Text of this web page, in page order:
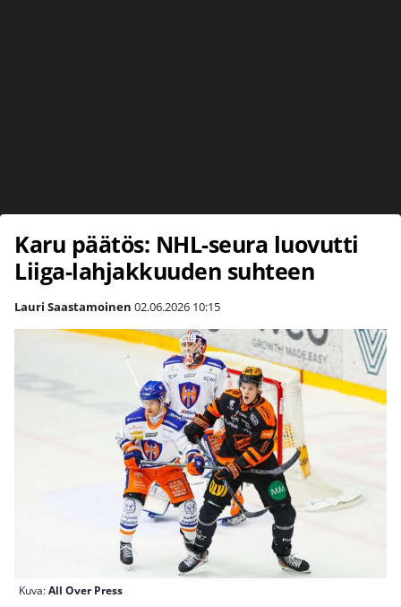
Karu päätös: NHL-seura luovutti
Liiga-lahjakkuuden suhteen
Lauri Saastamoinen 02.06.2026 10:15
Kuva:All Over Press